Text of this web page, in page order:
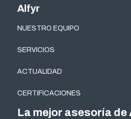
Alfyr
NUESTRO EQUIPO
SERVICIOS
ACTUALIDAD
CERTIFICACIONES
La mejor asesoría